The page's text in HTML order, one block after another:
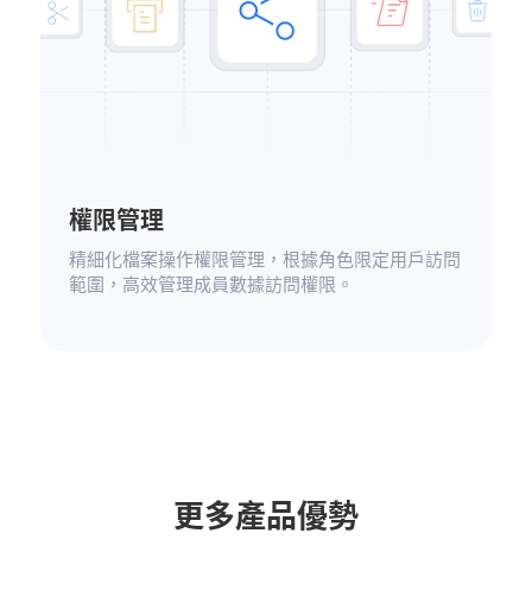
權限管理
精細化檔案操作權限管理，根據角色限定用戶訪問
範圍，高效管理成員數據訪問權限。
更多產品優勢